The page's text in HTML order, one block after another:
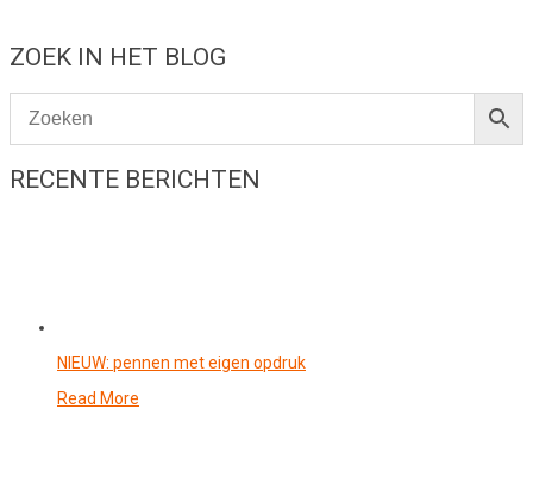
ZOEK IN HET BLOG
RECENTE BERICHTEN
NIEUW: pennen met eigen opdruk
Read More